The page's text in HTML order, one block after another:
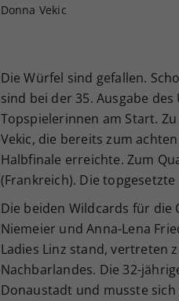
Donna Vekic
Die Würfel sind gefallen.
sind bei der 35. Ausgabe
Topspielerinnen am Start.
Vekic, die bereits zum
Halbfinale erreichte. Zum
(Frankreich). Die
Die beiden Wildcards für die
Niemeier und Anna-Lena
Ladies Linz stand, vertreten
Nachbarlandes. Die 32-
Donaustadt und musste